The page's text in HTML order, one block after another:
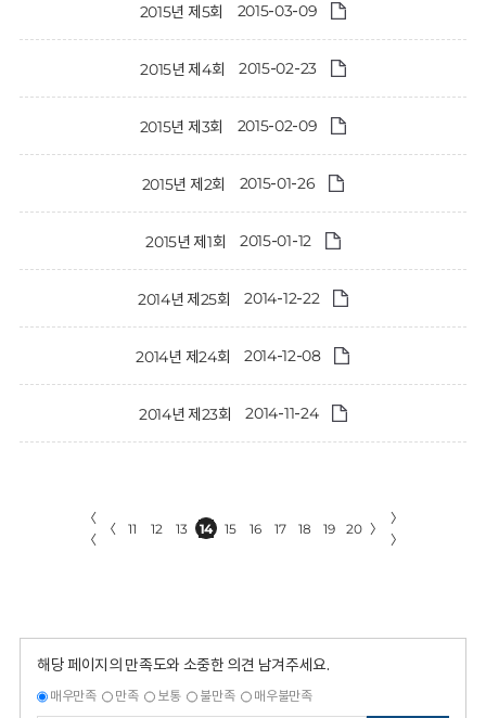
2015년 제5회 2015-03-09
2015년 제4회 2015-02-23
2015년 제3회 2015-02-09
2015년 제2회 2015-01-26
2015년 제1회 2015-01-12
2014년 제25회 2014-12-22
2014년 제24회 2014-12-08
2014년 제23회 2014-11-24
〈
〈
〈 11 12 13 14 15 16 17 18 19 20 〉
〉
〉
해당 페이지의 만족도와 소중한 의견 남겨주세요.
매우만족 만족 보통 불만족 매우불만족